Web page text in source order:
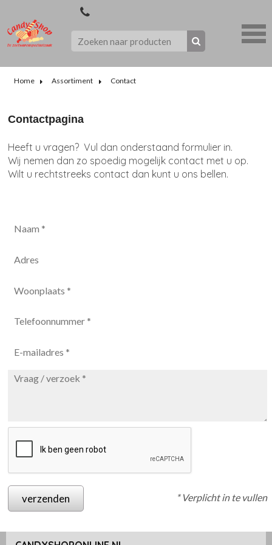
Home Assortiment Contact
Contactpagina
Heeft u vragen?Vul dan onderstaand formulier in.
Wij nemen dan zo spoedig mogelijk contact met u op.
Wilt u rechtstreeks contact dan kunt u ons bellen.
verzenden * Verplicht in te vullen